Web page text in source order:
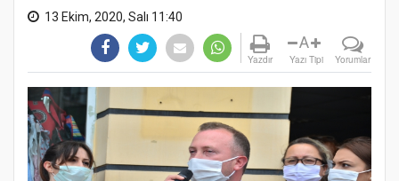
13 Ekim, 2020, Salı 11:40
Yazdır
A
Yazı Tipi Yorumlar